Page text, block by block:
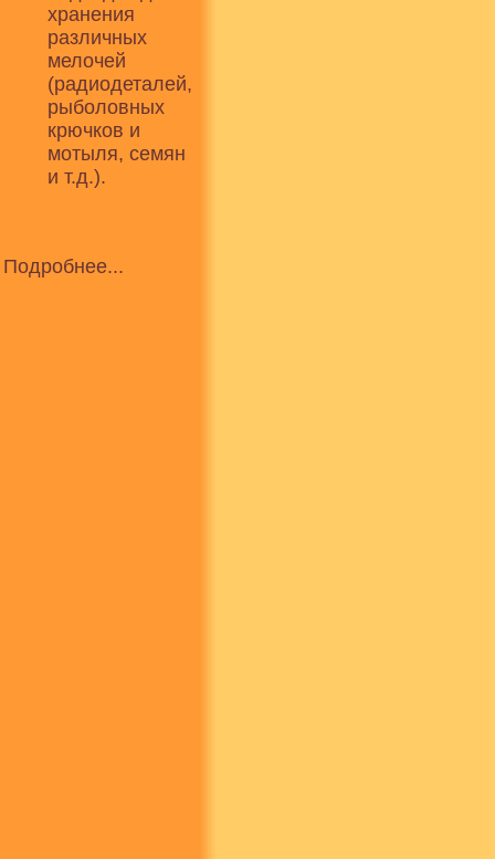
хранения
различных
мелочей
(радиодеталей,
рыболовных
крючков и
мотыля, семян
и т.д.).
Подробнее...